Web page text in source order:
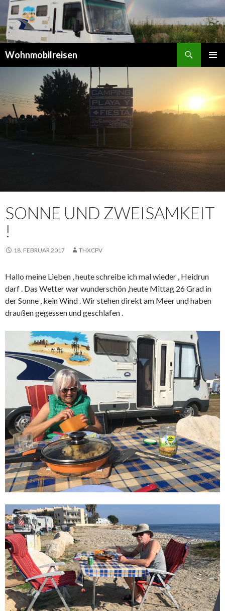
Wohnmobilreisen
SONNE UND ZWEISAMKEIT
!
18. FEBRUAR 2017 THXCPV
Hallo meine Lieben , heute schreibe ich mal wieder , Heidrun
darf . Das Wetter war wunderschön ,heute Mittag 26 Grad in
der Sonne , kein Wind . Wir stehen direkt am Meer und haben
draußen gegessen und geschlafen .